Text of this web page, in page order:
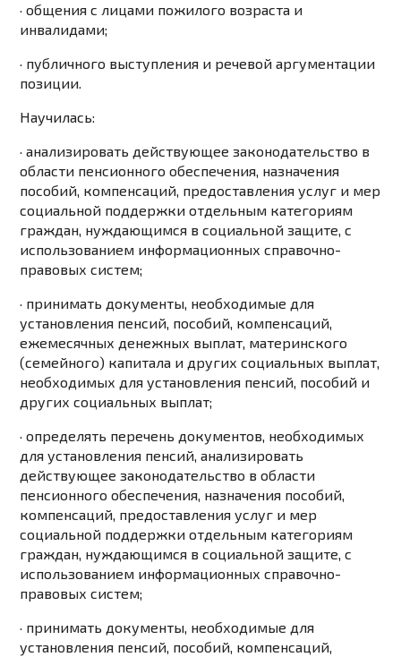
· общения с лицами пожилого возраста и
инвалидами;
· публичного выступления и речевой аргументации
позиции.
Научилась:
· анализировать действующее законодательство в
области пенсионного обеспечения, назначения
пособий, компенсаций, предоставления услуг и мер
социальной поддержки отдельным категориям
граждан, нуждающимся в социальной защите, с
использованием информационных справочно-
правовых систем;
· принимать документы, необходимые для
установления пенсий, пособий, компенсаций,
ежемесячных денежных выплат, материнского
(семейного) капитала и других социальных выплат,
необходимых для установления пенсий, пособий и
других социальных выплат;
· определять перечень документов, необходимых
для установления пенсий, анализировать
действующее законодательство в области
пенсионного обеспечения, назначения пособий,
компенсаций, предоставления услуг и мер
социальной поддержки отдельным категориям
граждан, нуждающимся в социальной защите, с
использованием информационных справочно-
правовых систем;
· принимать документы, необходимые для
установления пенсий, пособий, компенсаций,